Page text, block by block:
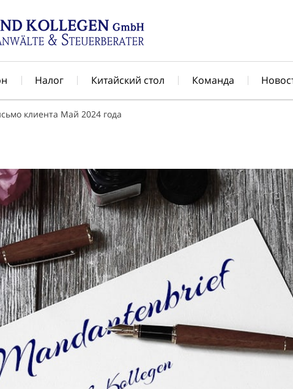
Налог Китайский стол Команда
клиента Май 2024 года